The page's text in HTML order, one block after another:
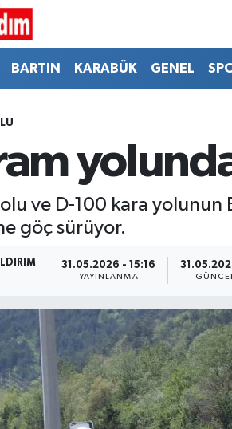
BARTIN KARABÜK GENEL
ve D-100 kara yolunun
göç sürüyor.
31.05.2026 - 15:16
YAYINLANMA
ve Fikstür